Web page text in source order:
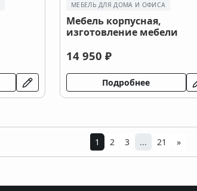
МЕБЕЛЬ ДЛЯ ДОМА И ОФИСА
Мебель корпусная,
изготовление мебели
14 950 ₽
Подробнее
1 2 3 ... 21 »